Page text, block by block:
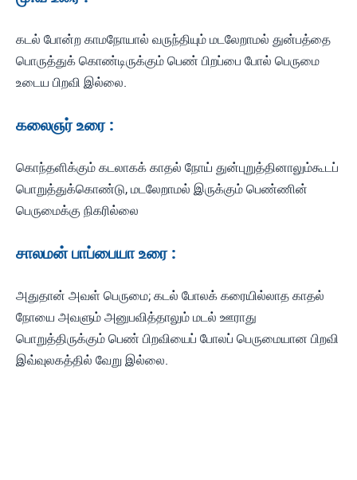
கடல் போன்ற காமநோயால் வருந்தியும் மடலேறாமல் துன்பத்தை
பொருத்துக் கொண்டிருக்கும் பெண் பிறப்பை போல் பெருமை
உடைய பிறவி இல்லை.
கலைஞர் உரை :
கொந்தளிக்கும் கடலாகக் காதல் நோய் துன்புறுத்தினாலும்கூடப்
பொறுத்துக்கொண்டு, மடலேறாமல் இருக்கும் பெண்ணின்
பெருமைக்கு நிகரில்லை
சாலமன் பாப்பையா உரை :
அதுதான் அவள் பெருமை; கடல் போலக் கரையில்லாத காதல்
நோயை அவளும் அனுபவித்தாலும் மடல் ஊராது
பொறுத்திருக்கும் பெண் பிறவியைப் போலப் பெருமையான பிறவி
இவ்வுலகத்தில் வேறு இல்லை.